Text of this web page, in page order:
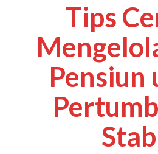
Tips
Pensiun